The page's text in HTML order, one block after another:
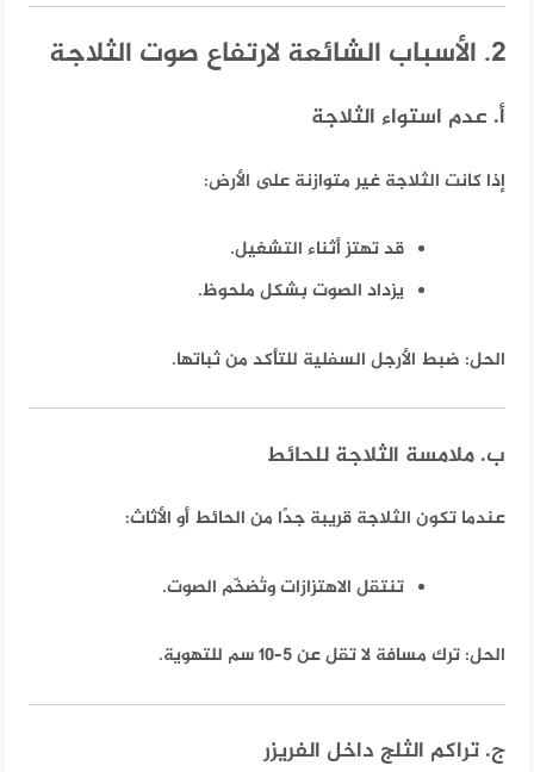
2. الأسباب الشائعة لارتفاع صوت الثلاجة
أ. عدم استواء الثلاجة
إذا كانت الثلاجة غير متوازنة على الأرض:
قد تهتز أثناء التشغيل.
يزداد الصوت بشكل ملحوظ.
الحل: ضبط الأرجل السفلية للتأكد من ثباتها.
ب. ملامسة الثلاجة للحائط
عندما تكون الثلاجة قريبة جدًا من الحائط أو الأثاث:
تنتقل الاهتزازات وتُضخّم الصوت.
الحل: ترك مسافة لا تقل عن 5–10 سم للتهوية.
ج. تراكم الثلج داخل الفريزر